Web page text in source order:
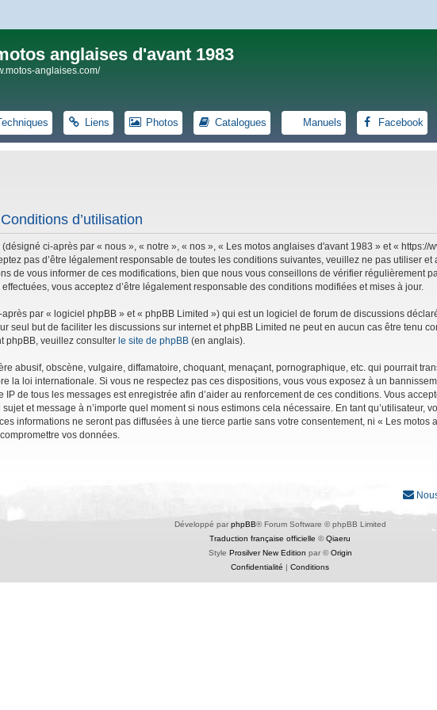
anglaises d'avant 1983
anglaises.com/
Liens Photos Catalogues Manuels Facebook
d’utilisation
ci-après par « nous », « notre », « nos », « Les motos anglaises d'avant 1983 » et «
pas d’être légalement responsable de toutes les conditions suivantes, veuillez ne pas utiliser
de vous informer de ces modifications, bien que nous vous conseillons de vérifier régulièrement
vous acceptez d’être légalement responsable des conditions modifiées et mises à jour.
par « logiciel phpBB » et « phpBB Limited ») qui est un logiciel de forum de discussions
seul but de faciliter les discussions sur internet et phpBB Limited ne peut en aucun cas être tenu
phpBB, veuillez consulter le site de phpBB (en anglais).
abusif, obscène, vulgaire, diffamatoire, choquant, menaçant, pornographique, etc. qui pourrait
la loi internationale. Si vous ne respectez pas ces dispositions, vous vous exposez à un
IP de tous les messages est enregistrée afin d’aider au renforcement de ces conditions. Vous
et message à n’importe quel moment si nous estimons cela nécessaire. En tant
informations ne seront pas diffusées à une tierce partie sans votre consentement, ni « Les
vos données.
Développé par phpBB® Forum Software © phpBB Limited
Traduction française officielle ©Qiaeru
Style Prosilver New Edition par ©Origin
Confidentialité
Conditions